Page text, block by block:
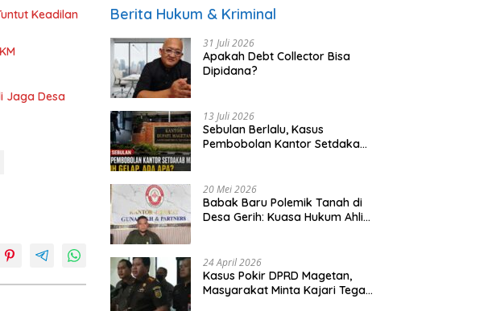
Keadilan
Jaga Desa
Berita Hukum & Kriminal
31 Juli 2026
Apakah Debt Collector Bisa
Dipidana?
13 Juli 2026
Sebulan Berlalu, Kasus
Pembobolan Kantor Setdakab
20 Mei 2026
Babak Baru Polemik Tanah di
Desa Gerih: Kuasa Hukum Ahli
24 April 2026
Kasus Pokir DPRD Magetan,
Masyarakat Minta Kajari Tegak